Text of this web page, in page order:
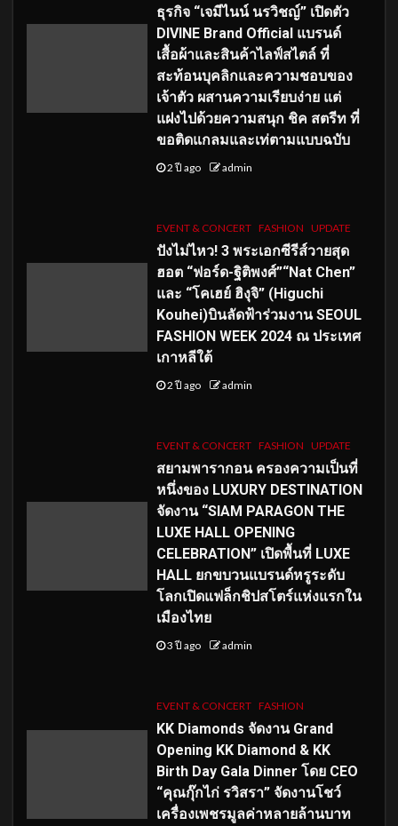
ธุรกิจ “เจมีไนน์ นรวิชญ์” เปิดตัว
DIVINE Brand Official แบรนด์
เสื้อผ้าและสินค้าไลฟ์สไตล์ ที่
สะท้อนบุคลิกและความชอบของ
เจ้าตัว ผสานความเรียบง่าย แต่
แฝงไปด้วยความสนุก ชิค สตรีท ที่
ขอติดแกลมและเท่ตามแบบฉบับ
2 ปี ago admin
EVENT & CONCERT FASHION UPDATE
ปังไม่ไหว! 3 พระเอกซีรีส์วายสุด
ฮอต “ฟอร์ด-ฐิติพงศ์”“Nat Chen”
และ “โคเฮย์ ฮิงุจิ” (Higuchi
Kouhei)บินลัดฟ้าร่วมงาน SEOUL
FASHION WEEK 2024 ณ ประเทศ
เกาหลีใต้
2 ปี ago admin
EVENT & CONCERT FASHION UPDATE
สยามพารากอน ครองความเป็นที่
หนึ่งของ LUXURY DESTINATION
จัดงาน “SIAM PARAGON THE
LUXE HALL OPENING
CELEBRATION” เปิดพื้นที่ LUXE
HALL ยกขบวนแบรนด์หรูระดับ
โลกเปิดแฟล็กชิปสโตร์แห่งแรกใน
เมืองไทย
3 ปี ago admin
EVENT & CONCERT FASHION
KK Diamonds จัดงาน Grand
Opening KK Diamond & KK
Birth Day Gala Dinner โดย CEO
“คุณกุ๊กไก่ รวิสรา” จัดงานโชว์
เครื่องเพชรมูลค่าหลายล้านบาท